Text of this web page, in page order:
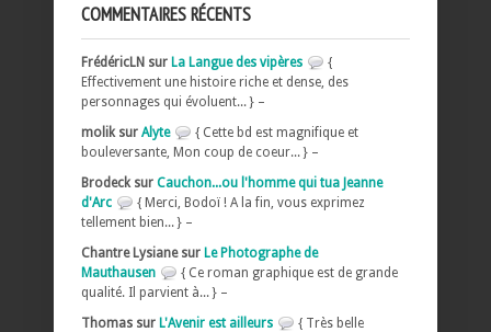
COMMENTAIRES RÉCENTS
FrédéricLN sur La Langue des vipères
{
Effectivement une histoire riche et dense, des
personnages qui évoluent... } –
molik sur Alyte
{ Cette bd est magnifique et
bouleversante, Mon coup de coeur... } –
Brodeck sur Cauchon...ou l'homme qui tua Jeanne
d'Arc
{ Merci, Bodoï ! A la fin, vous exprimez
tellement bien... } –
Chantre Lysiane sur Le Photographe de
Mauthausen
{ Ce roman graphique est de grande
qualité. Il parvient à... } –
Thomas sur L'Avenir est ailleurs
{ Très belle